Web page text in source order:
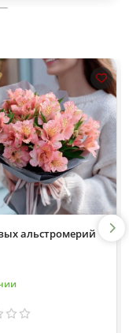
альстромерий